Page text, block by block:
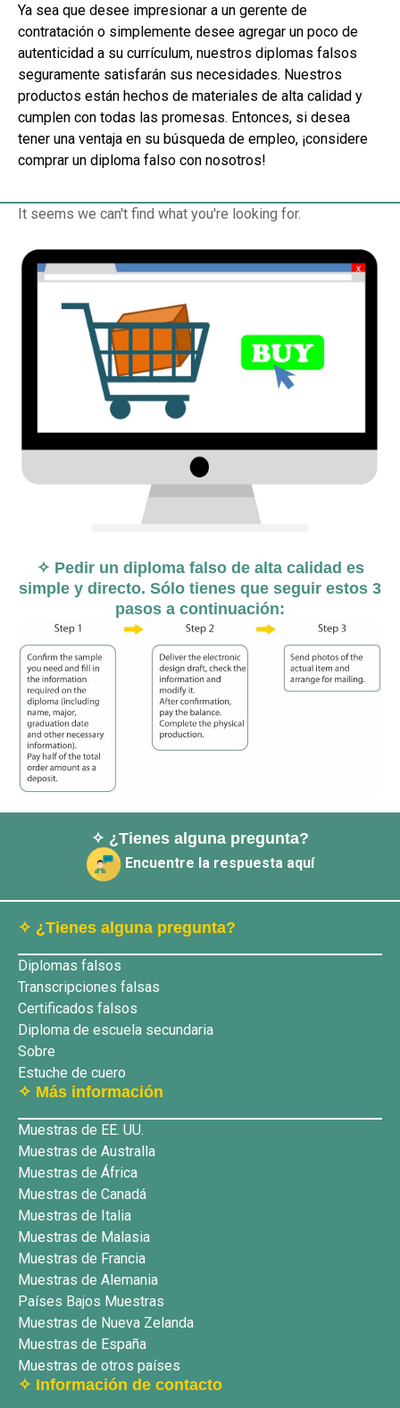
Ya sea que desee impresionar a un gerente de
contratación o simplemente desee agregar un poco de
autenticidad a su currículum, nuestros diplomas falsos
seguramente satisfarán sus necesidades. Nuestros
productos están hechos de materiales de alta calidad y
cumplen con todas las promesas. Entonces, si desea
tener una ventaja en su búsqueda de empleo, ¡considere
comprar un diploma falso con nosotros!
It seems we can't find what you're looking for.
✧ Pedir un diploma falso de alta calidad es
simple y directo. Sólo tienes que seguir estos 3
pasos a continuación:
✧ ¿Tienes alguna pregunta?
Encuentre la respuesta aquí
✧ ¿Tienes alguna pregunta?
Diplomas falsos
Transcripciones falsas
Certificados falsos
Diploma de escuela secundaria
Sobre
Estuche de cuero
✧ Más información
Muestras de EE. UU.
Muestras de Australla
Muestras de África
Muestras de Canadá
Muestras de Italia
Muestras de Malasia
Muestras de Francia
Muestras de Alemania
Países Bajos Muestras
Muestras de Nueva Zelanda
Muestras de España
Muestras de otros países
✧ Información de contacto